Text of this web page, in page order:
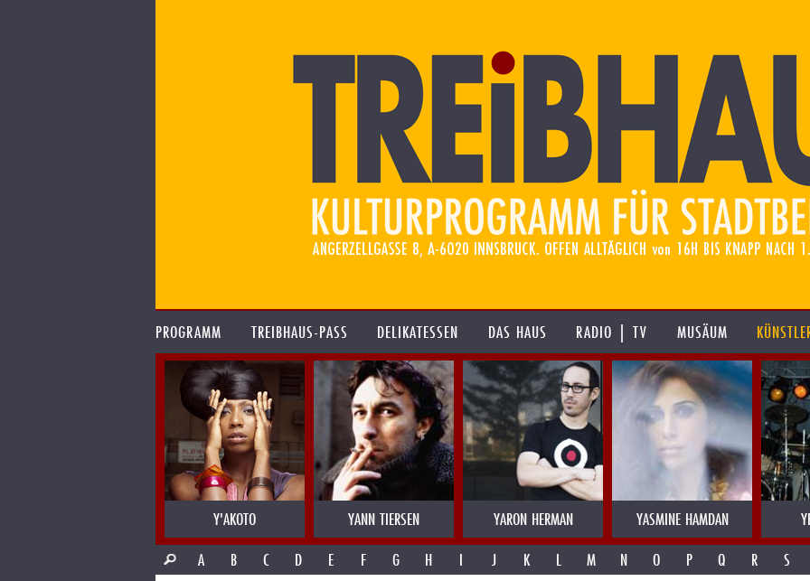
PROGRAMM TREIBHAUS-PASS DELIKATESSEN DAS HAUS RADIO | TV MUSÄUM
Y'AKOTO YANN TIERSEN YARON HERMAN YASMINE HAMDAN
A
B C D E F G H I J K L M N O P Q R S